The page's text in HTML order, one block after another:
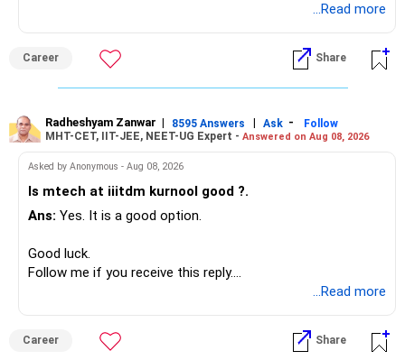
Since you are already retired, your investments should now
I would not put the entire Rs.1 crore FD into equity.
– Safe fixed-income investments for near-term expenses.
– Adequate bank liquidity for emergencies.
– A separate education corpus for your child.
» Childs Education
...Read more
Career Share
Radheshyam Zanwar | 8595 Answers | Ask -
Follow
MHT-CET, IIT-JEE, NEET-UG Expert - Answered on Aug 08, 2026
Asked by Anonymous - Aug 08, 2026
Is mtech at iiitdm kurnool good ?.
Ans: Yes. It is a good option.
Good luck.
Follow me if you receive this reply.
...Read more
Career Share